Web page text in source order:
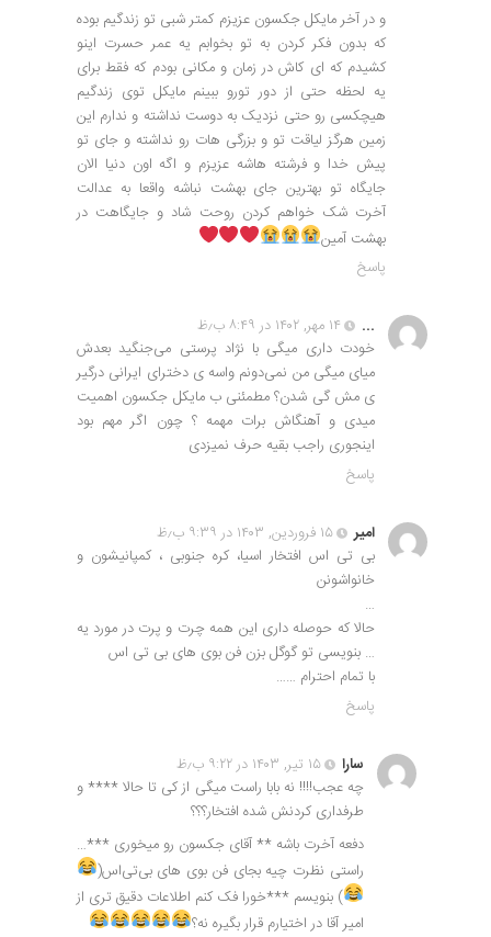
و در آخر مایکل جکسون عزیزم کمتر شبی تو زندگیم بوده
که بدون فکر کردن به تو بخوابم یه عمر حسرت اینو
کشیدم که ای کاش در زمان و مکانی بودم که فقط برای
یه لحظه حتی از دور تورو ببینم مایکل توی زندگیم
هیچکسی رو حتی نزدیک به دوست نداشته و ندارم این
زمین هرگز لیاقت تو و بزرگی هات رو نداشته و جای تو
پیش خدا و فرشته هاشه عزیزم و اگه اون دنیا الان
جایگاه تو بهترین جای بهشت نباشه واقعا به عدالت
آخرت شک خواهم کردن روحت شاد و جایگاهت در
بهشت آمین
پاسخ
...
۱۴ مهر, ۱۴۰۲ در ۸:۴۹ ب٫ظ
خودت داری میگی با نژاد پرستی می‌جنگید بعدش
میای میگی من نمی‌دونم واسه ی دخترای ایرانی درگیر
ی مش گی شدن؟ مطمئنی ب مایکل جکسون اهمیت
میدی و آهنگاش برات مهمه ؟ چون اگر مهم بود
اینجوری راجب بقیه حرف نمیزدی
پاسخ
امیر
۱۵ فروردین, ۱۴۰۳ در ۹:۳۹ ب٫ظ
بی تی اس افتخار اسیا، کره جنوبی ، کمپانیشون و
خانواشونن
…
حالا که حوصله داری این همه چرت و پرت در مورد یه
… بنویسی تو گوگل بزن فن بوی های بی تی اس
با تمام احترام ……
پاسخ
سارا
۱۵ تیر, ۱۴۰۳ در ۹:۲۲ ب٫ظ
چه عجب!!!! نه بابا راست میگی از کی تا حالا **** و
طرفداری کردنش شده افتخار؟؟؟
دفعه آخرت باشه ** آقای جکسون رو میخوری ***…
راستی نظرت چیه بجای فن بوی های بی‌تی‌اس(
) بنویسم ***خورا فک کنم اطلاعات دقیق تری از
امیر آقا در اختیارم قرار بگیره نه؟